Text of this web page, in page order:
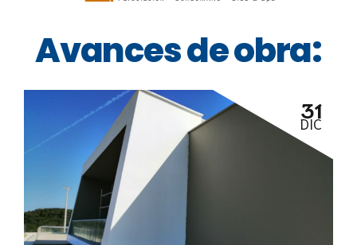
Avances de obra:
31
DIC